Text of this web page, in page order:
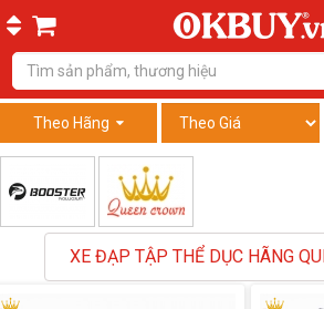
Theo Hãng
XE ĐẠP TẬP THỂ DỤC HÃNG